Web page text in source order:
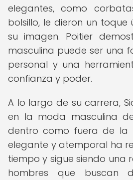
elegantes, como
bolsillo, le dieron un toque
su imagen. Poitier
masculina puede ser una
personal y una
confianza y poder.
A lo largo de su carrera,
en la moda masculina
dentro como fuera de la
elegante y atemporal ha
tiempo y sigue siendo una
hombres que buscan